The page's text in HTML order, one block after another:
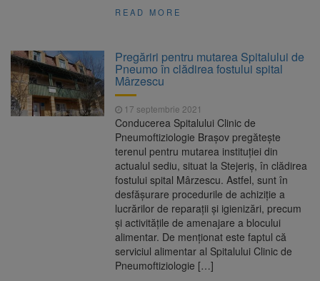
READ MORE
Pregăriri pentru mutarea Spitalului de
Pneumo în clădirea fostului spital
Mârzescu
17 septembrie 2021
Conducerea Spitalului Clinic de
Pneumoftiziologie Braşov pregăteşte
terenul pentru mutarea instituţiei din
actualul sediu, situat la Stejeriş, în clădirea
fostului spital Mârzescu. Astfel, sunt în
desfăşurare procedurile de achiziţie a
lucrărilor de reparaţii şi igienizări, precum
şi activităţile de amenajare a blocului
alimentar. De menţionat este faptul că
serviciul alimentar al Spitalului Clinic de
Pneumoftiziologie […]